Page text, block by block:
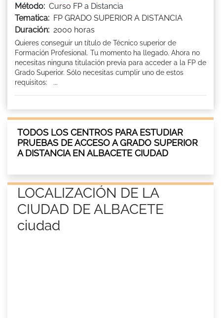
Método: Curso FP a Distancia
Tematica: FP GRADO SUPERIOR A DISTANCIA
Duración: 2000 horas
Quieres conseguir un título de Técnico superior de
Formación Profesional. Tu momento ha llegado. Ahora no
necesitas ninguna titulación previa para acceder a la FP de
Grado Superior. Sólo necesitas cumplir uno de estos
requisitos: ...
TODOS LOS CENTROS PARA ESTUDIAR
PRUEBAS DE ACCESO A GRADO SUPERIOR
A DISTANCIA EN ALBACETE CIUDAD
LOCALIZACIÓN DE LA
CIUDAD DE ALBACETE
ciudad